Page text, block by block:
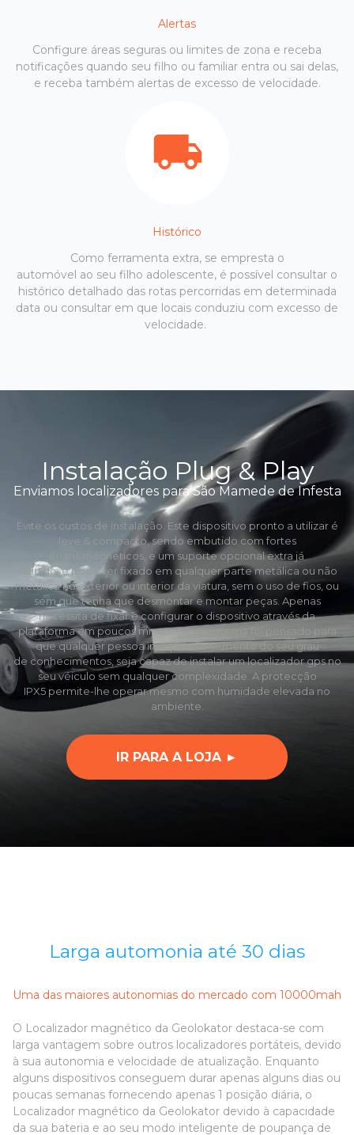
Alertas
Configure áreas seguras ou limites de zona e receba
notificações quando seu filho ou familiar entra ou sai delas,
e receba também alertas de excesso de velocidade.
Histórico
Como ferramenta extra, se empresta o
automóvel ao seu filho adolescente, é possível consultar o
histórico detalhado das rotas percorridas em determinada
data ou consultar em que locais conduziu com excesso de
velocidade.
Instalação Plug & Play
Enviamos localizadores para São Mamede de Infesta
Evite os custos de instalação. Este dispositivo pronto a utilizar é
leve & compacto, sendo embutido com fortes
ímans mágneticos, e um suporte opcional extra já
incluído, e pode ser fixado em qualquer parte metálica ou não
metálica no exterior ou interior da viatura, sem o uso de fios, ou
sem que tenha que desmontar e montar peças. Apenas
necessita de fixar e configurar o dispositivo através da
plataforma em poucos minutos. Este sistema foi pensado para
que qualquer pessoa independentemente do seu grau
de conhecimentos, seja capaz de instalar um localizador gps no
seu véiculo sem qualquer complexidade. A protecção
IPX5 permite-lhe operar mesmo com humidade elevada no
ambiente.
IR PARA A LOJA ►
Larga automonia até 30 dias
Uma das maiores autonomias do mercado com 10000mah
O Localizador magnético da Geolokator destaca-se com
larga vantagem sobre outros localizadores portáteis, devido
à sua autonomia e velocidade de atualização. Enquanto
alguns dispositivos conseguem durar apenas alguns dias ou
poucas semanas fornecendo apenas 1 posição diária, o
Localizador magnético da Geolokator devido à capacidade
da sua bateria e ao seu modo inteligente de poupança de